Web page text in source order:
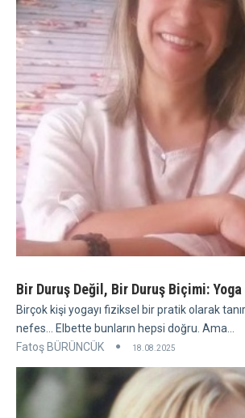
Bir Duruş Değil, Bir Duruş Biçimi: Yoga
Birçok kişi yogayı fiziksel bir pratik olarak
nefes... Elbette bunların hepsi doğru. Ama...
Fatoş BÜRÜNCÜK
18.08.2025